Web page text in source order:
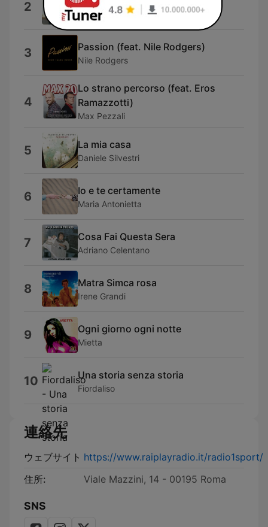
2 Nino D'Angelo
3 Passion (feat. Nile Rodgers)
Nile Rodgers
4
Lo strano percorso (feat. Eros
Ramazzotti)
Max Pezzali
5 La mia casa
Daniele Silvestri
6 Io e te certamente
Maria Antonietta
7 Cosa Fai Questa Sera
Adriano Celentano
8 Matra Simca rosa
Irene Grandi
9 Ogni giorno ogni notte
Mietta
10 Una storia senza storia
Fiordaliso
連絡先
ウェブサイト https://www.raiplayradio.it/radio1sport/
住所:
Viale Mazzini, 14 - 00195 Roma
SNS